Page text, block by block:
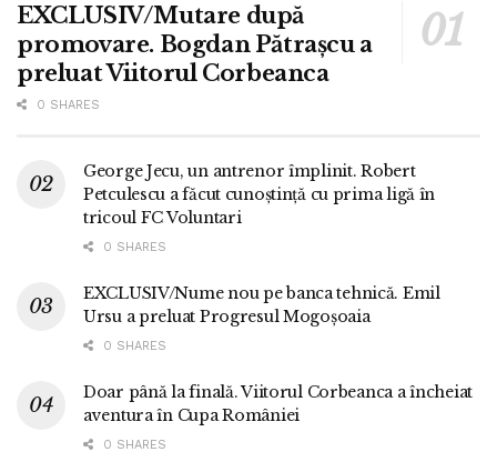
EXCLUSIV/Mutare după
promovare. Bogdan Pătrașcu a
preluat Viitorul Corbeanca
0 SHARES
George Jecu, un antrenor împlinit. Robert
Petculescu a făcut cunoștință cu prima ligă în
tricoul FC Voluntari
0 SHARES
EXCLUSIV/Nume nou pe banca tehnică. Emil
Ursu a preluat Progresul Mogoșoaia
0 SHARES
Doar până la finală. Viitorul Corbeanca a încheiat
aventura în Cupa României
0 SHARES